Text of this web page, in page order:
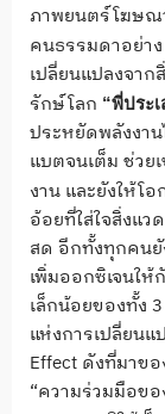
ภาพยนตร์โฆษณ
คนธรรมดาอย่าง
เปลี่ยนแปลงจา
รักษ์โลก “พี่ประเ
ประหยัดพลังงา
แบตจนเต็ม ช่วย
งาน และยังให้โ
อ้อยที่ใส่ใจสิ่งแ
สด อีกทั้งทุกคน
เพิ่มออกซิเจนใ
เล็กน้อยของทั้ง
แห่งการเปลี่ยน
Effect ดังที่มาข
“ความร่วมมือข